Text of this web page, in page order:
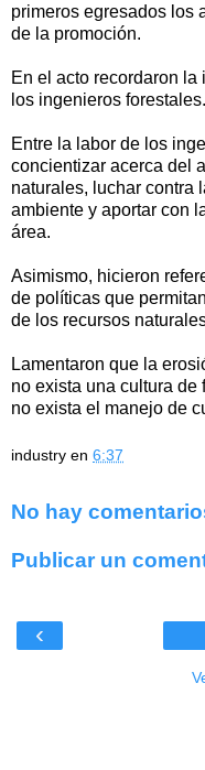
primeros egresados los
de la promoción.
En el acto recordaron
los ingenieros forestales.
Entre la labor de los
concientizar acerca del
naturales, luchar contra
ambiente y aportar con
área.
Asimismo, hicieron
de políticas que
de los recursos
Lamentaron que la
no exista una cultura de
no exista el manejo de
industry en 6:37
No hay
Publicar un
‹